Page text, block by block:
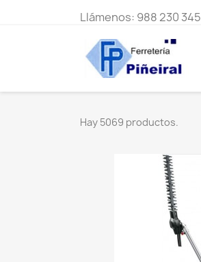
Llámenos: 988 230 345
Hay 5069 productos.